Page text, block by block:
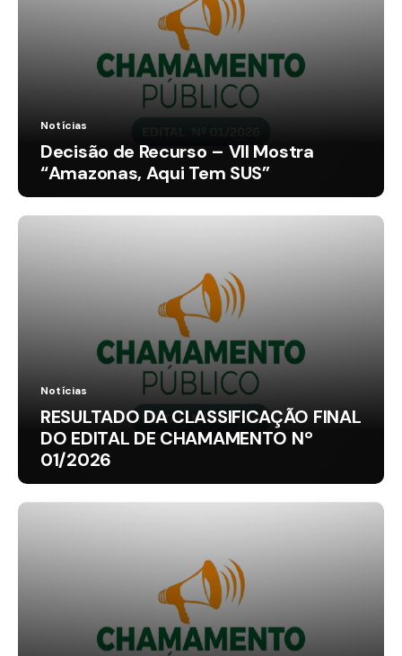
Notícias
Decisão de Recurso – VII Mostra
“Amazonas, Aqui Tem SUS”
Notícias
RESULTADO DA CLASSIFICAÇÃO FINAL
DO EDITAL DE CHAMAMENTO Nº
01/2026